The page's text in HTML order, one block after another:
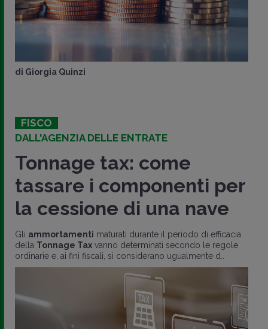
di Giorgia Quinzi
FISCO
DALL'AGENZIA DELLE ENTRATE
Tonnage tax: come
tassare i componenti per
la cessione di una nave
Gli ammortamenti maturati durante il periodo di efficacia
della Tonnage Tax vanno determinati secondo le regole
ordinarie e, ai fini fiscali, si considerano ugualmente d..